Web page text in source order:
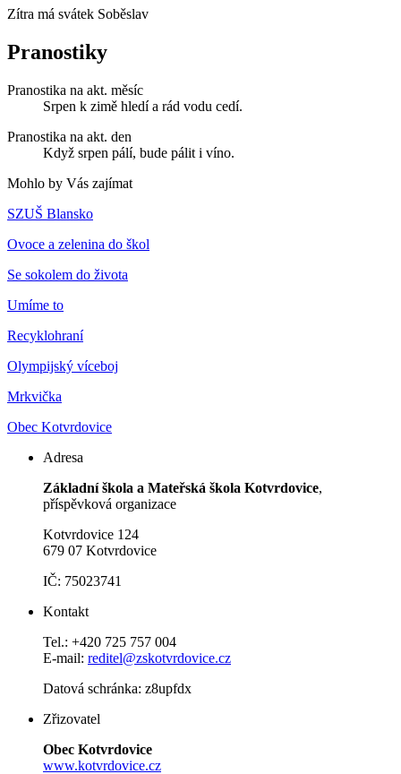
Zítra má svátek Soběslav
Pranostiky
Pranostika na akt. měsíc
Srpen k zimě hledí a rád vodu cedí.
Pranostika na akt. den
Když srpen pálí, bude pálit i víno.
Mohlo by Vás zajímat
SZUŠ Blansko
Ovoce a zelenina do škol
Se sokolem do života
Umíme to
Recyklohraní
Olympijský víceboj
Mrkvička
Obec Kotvrdovice
Adresa
Základní škola a Mateřská škola Kotvrdovice,
příspěvková organizace
Kotvrdovice 124
679 07 Kotvrdovice
IČ: 75023741
Kontakt
Tel.: +420 725 757 004
E-mail: reditel@zskotvrdovice.cz
Datová schránka: z8upfdx
Zřizovatel
Obec Kotvrdovice
www.kotvrdovice.cz